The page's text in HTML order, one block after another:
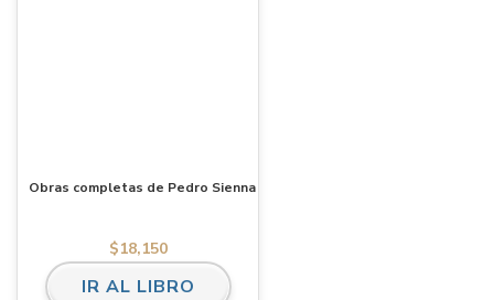
Obras completas de Pedro Sienna
$18,150
IR AL LIBRO